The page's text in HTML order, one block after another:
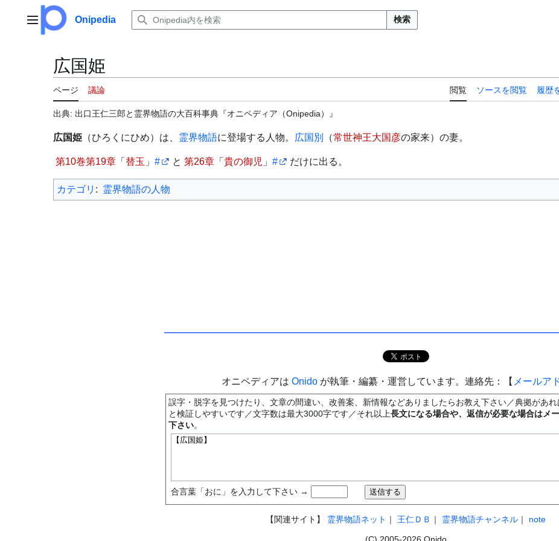
メインメニューOnipedia 検索
広国姫
ページ 議論 閲覧 ソースを閲覧 履歴
出典: 出口王仁三郎と霊界物語の大百科事典『オニペディア（Onipedia）』
広国姫 （ひろくにひめ）は、 霊界物語に登場する人物。 広国別 （常世神王大国彦の家来）の妻。
第10巻第19章 「 替玉 」 # と 第26章 「 貴の御児 」 # だけに出る。
カテゴリ : 霊界物語の人物
オニペディアは Onidoが執筆・編纂・運営しています。連絡先：【 メールア
誤字・脱字を見つけたり、文章の間違い、改善案、新情報などありましたらお教え下さい／典拠があ
と検証しやすいです／文字数は最大3000字です／それ以上長文になる場合や、返信が必要な場合はメ
下さい。
合言葉「おに」を入力して下さい →
【関連サイト】 霊界物語ネット ｜ 王仁ＤＢ ｜ 霊界物語チャンネル ｜ note